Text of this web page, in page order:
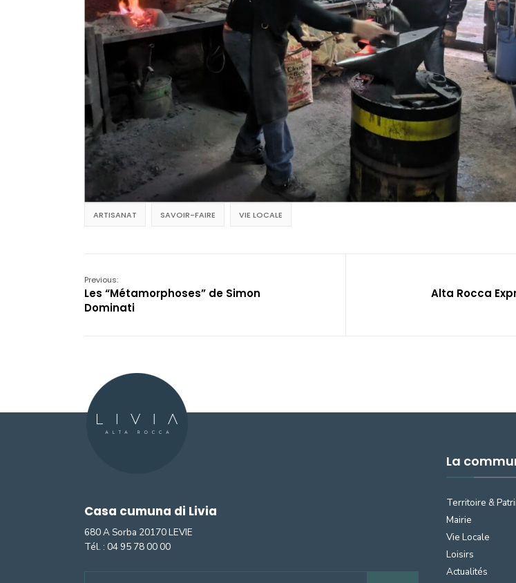
ARTISANAT SAVOIR-FAIRE VIE LOCALE
Previous:
Les “Métamorphoses” de Simon
Dominati
Alta Rocca
Casa cumuna di Livia
680 A Sorba 20170 LEVIE
Tél. : 04 95 78 00 00
La
Territoire &
Mairie
Vie Locale
Loisirs
Actualités